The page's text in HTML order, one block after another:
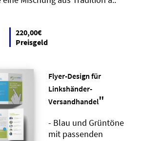
220,00€
Preisgeld
Flyer-Design für
Linkshänder-
Versandhandel"
- Blau und Grüntöne
mit passenden